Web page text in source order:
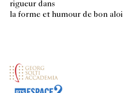
rigueur dans
la forme et humour de bon aloi